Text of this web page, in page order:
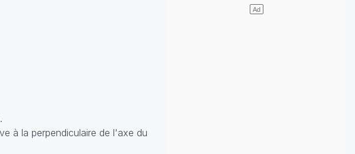
à la perpendiculaire de l'axe du